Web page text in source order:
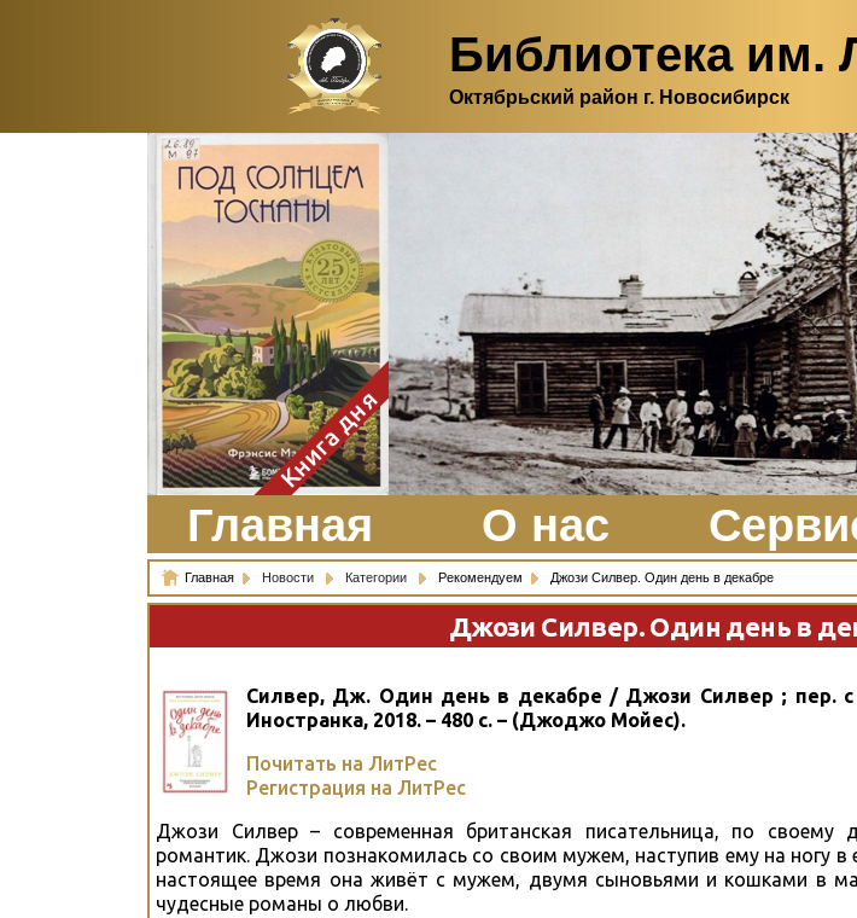
Библиотека им.
Октябрьский район г. Новосибирск
Здесь, в своем
итальянском доме, я вновь
испытала первичную
радость единения с
природой. Дом открыт
для бабочек, стрекоз, пчёл
или всех, кто пожелает
влететь в одно окно и
вылететь из другого. Едим
мы почти всегда во
дворе. Во мне настолько
возродился здравый
смысл моей матери -
умение наслаждаться
настоящим и не спешить, -
что даже нашлось время
отполировать до блеска
оконное стекло.
ЗаказатьКнига дня
Главная О нас
Главная Новости Категории Рекомендуем Джози Силвер. Один день в декабре
Джози Силвер. Один день в
Силвер, Дж. Один день в декабре / Джози Силвер ; пер. с
Иностранка, 2018. – 480 с. – (Джоджо Мойес).
Почитать на ЛитРес
Регистрация на ЛитРес
Джози Силвер – современная британская писательница, по своему
романтик. Джози познакомилась со своим мужем, наступив ему на ногу
настоящее время она живёт с мужем, двумя сыновьями и кошками в
чудесные романы о любви.